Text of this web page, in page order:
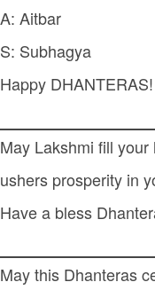
A: Aitbar
S: Subhagya
Happy DHANTERAS!
May Lakshmi fill
ushers prosperity in
Have a bless
May this Dhanteras